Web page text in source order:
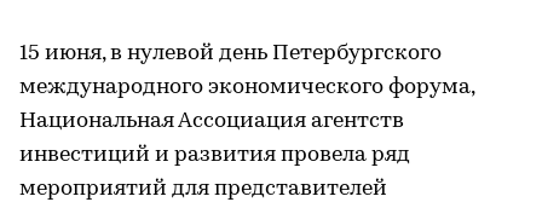
15 июня, в нулевой день Петербургского
международного экономического форума,
Национальная Ассоциация агентств
инвестиций и развития провела ряд
мероприятий для представителей